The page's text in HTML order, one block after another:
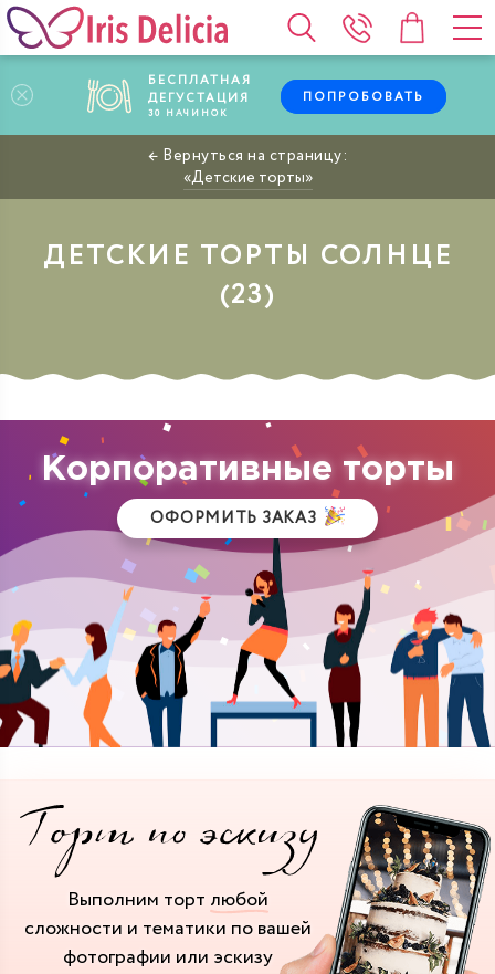
БЕСПЛАТНАЯ
ДЕГУСТАЦИЯ
30 НАЧИНОК
ПОПРОБОВАТЬ
Детские торты
ДЕТСКИЕ ТОРТЫ СОЛНЦЕ
Корпоративные торты
ОФОРМИТЬ ЗАКАЗ
Выполним торт любой
сложности и тематики по вашей
фотографии или эскизу